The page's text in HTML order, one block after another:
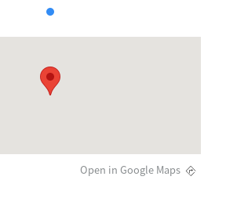
Open in Google Maps